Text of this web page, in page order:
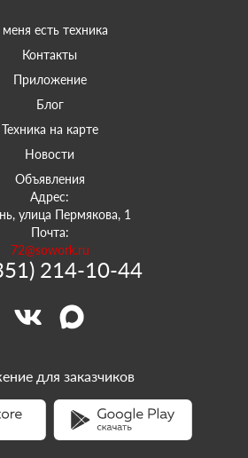
есть техника
Контакты
Приложение
Блог
Техника на карте
Новости
Объявления
Адрес:
улица Пермякова, 1
Почта:
72@sowork.ru
214-10-44
для заказчиков